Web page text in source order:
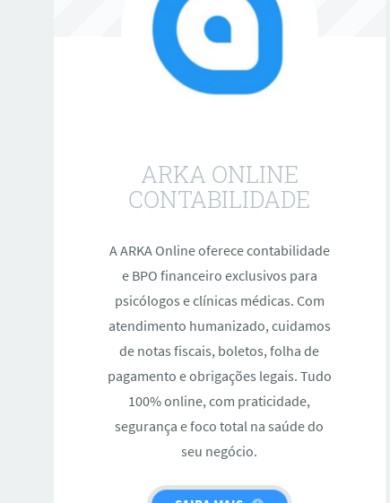
ARKA ONLINE
CONTABILIDADE
A ARKA Online oferece contabilidade
e BPO financeiro exclusivos para
psicólogos e clínicas médicas. Com
atendimento humanizado, cuidamos
de notas fiscais, boletos, folha de
pagamento e obrigações legais. Tudo
100% online, com praticidade,
segurança e foco total na saúde do
seu negócio.